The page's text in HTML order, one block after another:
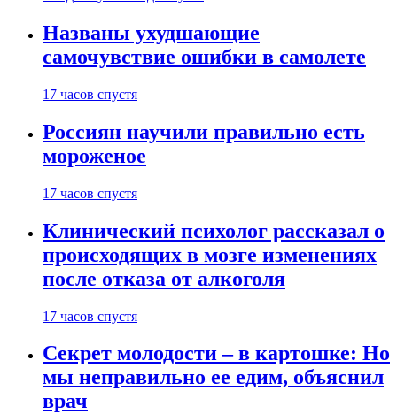
Названы ухудшающие
самочувствие ошибки в самолете
17 часов спустя
Россиян научили правильно есть
мороженое
17 часов спустя
Клинический психолог рассказал о
происходящих в мозге изменениях
после отказа от алкоголя
17 часов спустя
Секрет молодости – в картошке: Но
мы неправильно ее едим, объяснил
врач